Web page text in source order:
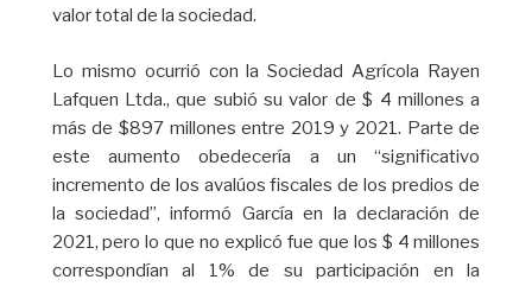
valor total de la sociedad.
Lo mismo ocurrió con la Sociedad Agrícola Rayen
Lafquen Ltda., que subió su valor de $ 4 millones a
más de $897 millones entre 2019 y 2021. Parte de
este aumento obedecería a un “significativo
incremento de los avalúos fiscales de los predios de
la sociedad”, informó García en la declaración de
2021, pero lo que no explicó fue que los $ 4 millones
correspondían al 1% de su participación en la